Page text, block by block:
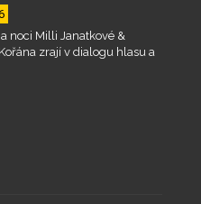
noci Milli Janatkové &
zrají v dialogu hlasu a